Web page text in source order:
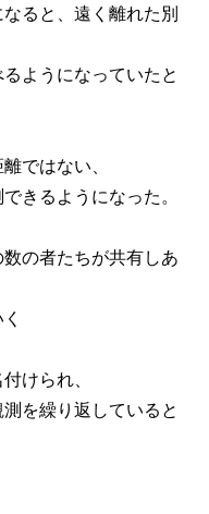
ると、遠く離れた別
ようになっていたと
ではない、
きるようになった。
の者たちが共有しあ
けられ、
を繰り返していると